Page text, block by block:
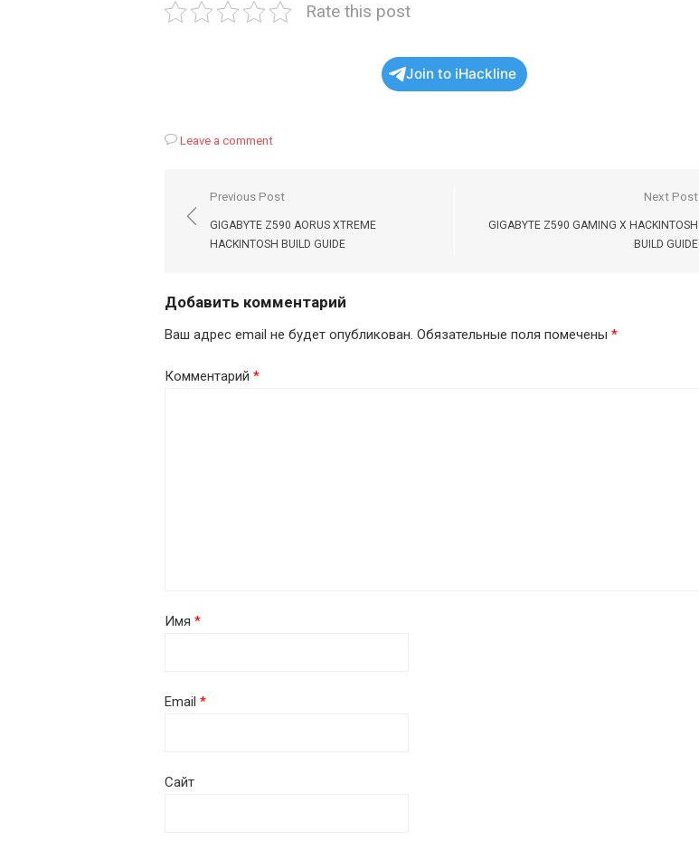
Rate this post
Join to iHackline
Leave a comment
Навигация
по
записям
Previous Post
GIGABYTE Z590 AORUS XTREME
HACKINTOSH BUILD GUIDE
Next Post
GIGABYTE Z590 GAMING X HACKINTOSH
BUILD GUIDE
Добавить комментарий
Ваш адрес email не будет опубликован. Обязательные поля помечены *
Комментарий *
Имя *
Email *
Сайт